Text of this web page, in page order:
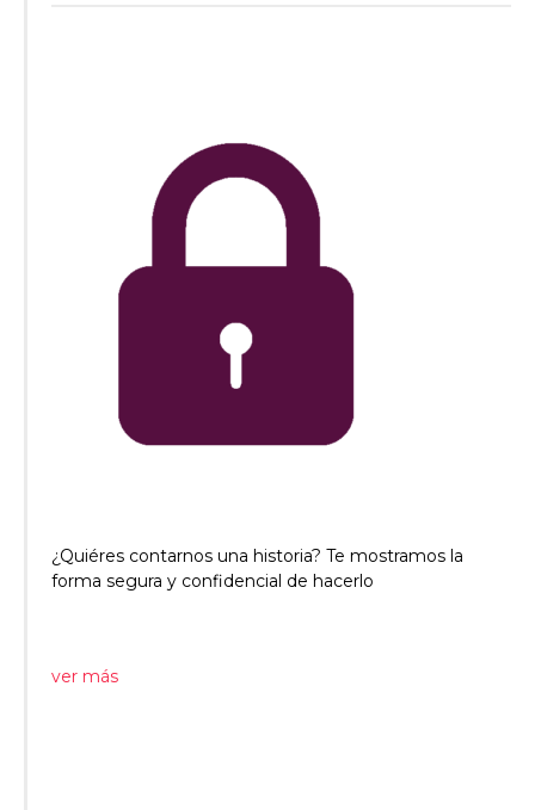
¿Quiéres contarnos una historia? Te mostramos la
forma segura y confidencial de hacerlo
ver más